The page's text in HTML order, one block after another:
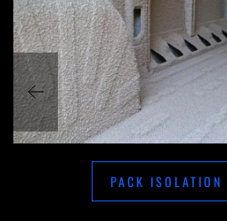
PACK ISOLATION